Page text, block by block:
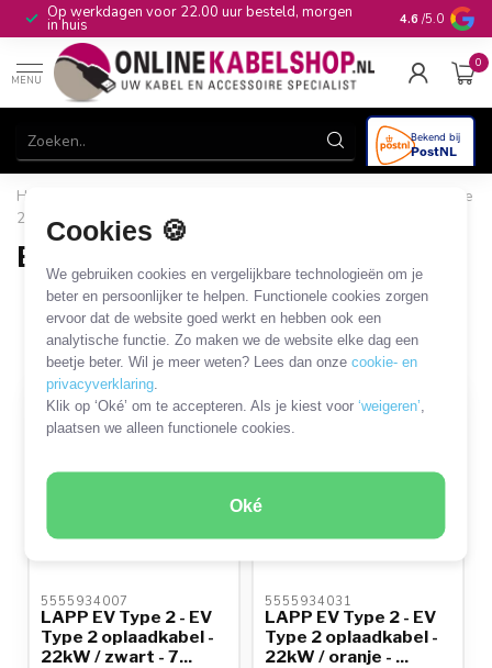
Cookies 🍪
We gebruiken cookies en vergelijkbare technologieën om je
beter en persoonlijker te helpen. Functionele cookies zorgen
ervoor dat de website goed werkt en hebben ook een
analytische functie. Zo maken we de website elke dag een
beetje beter. Wil je meer weten? Lees dan onzecookie- en
privacyverklaring
Klik op ‘Oké’ om te accepteren. Als je kiest voor‘weigeren’
plaatsen we alleen functionele cookies.
Oké
uur besteld, morgen 10+jaar productkennis 4.6 /5.0
MENU
0
Home
EV Type
2
EV Type 2 - EV Type 2
EV Type 2 - EV Type 2
23 PRODUCTEN
Filters SORTEER OP
5555934007
LAPP EV Type 2 - EV
Type 2 oplaadkabel -
22kW / zwart - 7...
5555934031
LAPP EV Type 2 - EV
Type 2 oplaadkabel -
22kW / oranje - ...